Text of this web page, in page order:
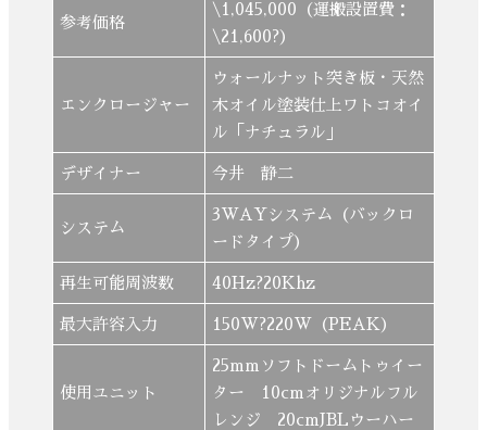
参考価格
\1,045,000（運搬設置費：
\21,600?）
エンクロージャー
ウォールナット突き板・天然
木オイル塗装仕上ワトコオイ
ル「ナチュラル」
デザイナー 今井 静二
システム
3WAYシステム（バックロ
ードタイプ）
再生可能周波数 40Hz?20Khz
最大許容入力 150W?220W（PEAK）
使用ユニット
25mmソフトドームトゥイー
ター 10cmオリジナルフル
レンジ 20cmJBLウーハー